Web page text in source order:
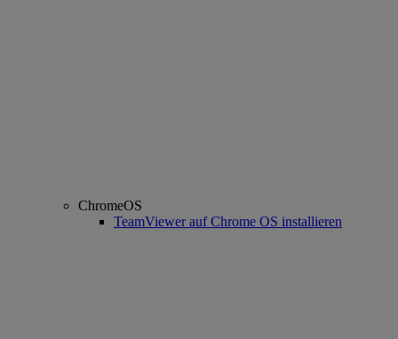
ChromeOS
TeamViewer auf Chrome OS installieren